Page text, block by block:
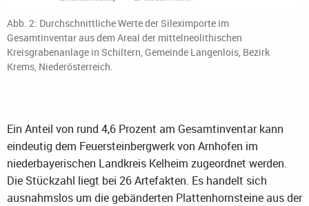
Abb. 2: Durchschnittliche Werte der Sileximporte im
Gesamtinventar aus dem Areal der mittelneolithischen
Kreisgrabenanlage in Schiltern, Gemeinde Langenlois, Bezirk
Krems, Niederösterreich.
Ein Anteil von rund 4,6 Prozent am Gesamtinventar kann
eindeutig dem Feuersteinbergwerk von Arnhofen im
niederbayerischen Landkreis Kelheim zugeordnet werden.
Die Stückzahl liegt bei 26 Artefakten. Es handelt sich
ausnahmslos um die gebänderten Plattenhornsteine aus der